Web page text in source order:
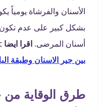
الأسنان والفرشاة يومياً
بشكل كبير على عدم
أسنان المرضى. اقرا
بين جير الاسنان وطبقة
طرق الوقاية من